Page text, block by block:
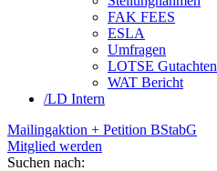
FAK FEES
ESLA
Umfragen
LOTSE Gutachten
WAT Bericht
/LD Intern
Mailingaktion + Petition BStabG
Mitglied werden
Suchen nach: